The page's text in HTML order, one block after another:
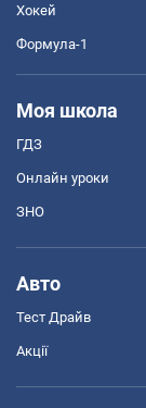
Хокей
Формула-1
Моя школа
ГДЗ
Онлайн уроки
ЗНО
Авто
Тест Драйв
Акції